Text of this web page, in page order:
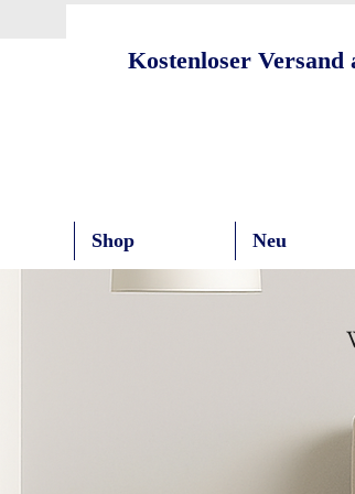
Kostenloser Versand
Shop Neu